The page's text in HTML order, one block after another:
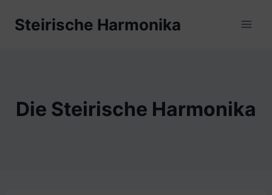
InhaltSteirische Harmonika
Die Steirische Harmonika